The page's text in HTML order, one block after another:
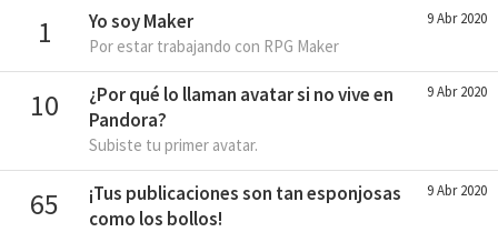
1 9 Abr 2020
Yo soy Maker
Por estar trabajando con RPG Maker
10 9 Abr 2020
¿Por qué lo llaman avatar si no vive en
Pandora?
Subiste tu primer avatar.
65 9 Abr 2020
¡Tus publicaciones son tan esponjosas
como los bollos!